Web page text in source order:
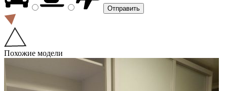
Похожие модели